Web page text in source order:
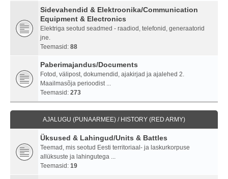
Sidevahendid & Elektroonika/Communication
Equipment & Electronics
Elektriga seotud seadmed - raadiod, telefonid, generaatorid
jne.
Teemasid: 88
Paberimajandus/Documents
Fotod, välipost, dokumendid, ajakirjad ja ajalehed 2.
Maailmasõja perioodist ...
Teemasid: 273
AJALUGU (PUNAARMEE) / HISTORY (RED ARMY)
Üksused & Lahingud/Units & Battles
Teemad, mis seotud Eesti territoriaal- ja laskurkorpuse
allüksuste ja lahingutega ...
Teemasid: 19